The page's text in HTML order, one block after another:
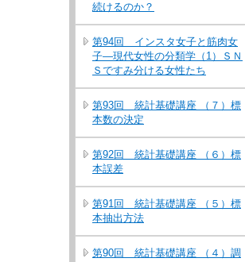
続けるのか？
第94回 インスタ女子と筋肉女
子―現代女性の分類学（1）ＳＮ
Ｓですみ分ける女性たち
第93回 統計基礎講座 （７）標
本数の決定
第92回 統計基礎講座 （６）標
本誤差
第91回 統計基礎講座 （５）標
本抽出方法
第90回 統計基礎講座 （４）調